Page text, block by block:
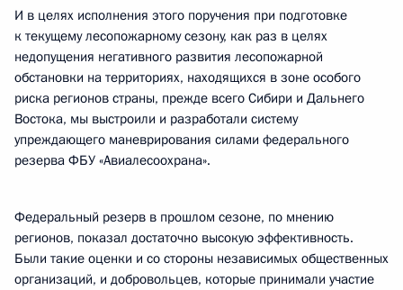
И в целях исполнения этого поручения при подготовке
к текущему лесопожарному сезону, как раз в целях
недопущения негативного развития лесопожарной
обстановки на территориях, находящихся в зоне особого
риска регионов страны, прежде всего Сибири и Дальнего
Востока, мы выстроили и разработали систему
упреждающего маневрирования силами федерального
резерва ФБУ «Авиалесоохрана».
Федеральный резерв в прошлом сезоне, по мнению
регионов, показал достаточно высокую эффективность.
Были такие оценки и со стороны независимых общественных
организаций, и добровольцев, которые принимали участие